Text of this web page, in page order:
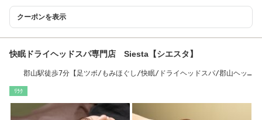
クーポンを表示
快眠ドライヘッドスパ専門店 Siesta【シエスタ】
郡山駅徒歩7分【足ツボ/もみほぐし/快眠/ドライヘッドスパ/郡山ヘッ
ﾘﾗｸ